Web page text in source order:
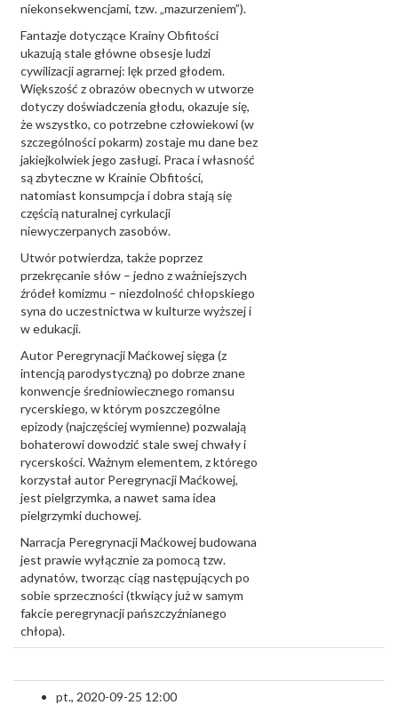
niekonsekwencjami, tzw. „mazurzeniem”).
Fantazje dotyczące Krainy Obfitości
ukazują stale główne obsesje ludzi
cywilizacji agrarnej: lęk przed głodem.
Większość z obrazów obecnych w utworze
dotyczy doświadczenia głodu, okazuje się,
że wszystko, co potrzebne człowiekowi (w
szczególności pokarm) zostaje mu dane bez
jakiejkolwiek jego zasługi. Praca i własność
są zbyteczne w Krainie Obfitości,
natomiast konsumpcja i dobra stają się
częścią naturalnej cyrkulacji
niewyczerpanych zasobów.
Utwór potwierdza, także poprzez
przekręcanie słów – jedno z ważniejszych
źródeł komizmu – niezdolność chłopskiego
syna do uczestnictwa w kulturze wyższej i
w edukacji.
Autor Peregrynacji Maćkowej sięga (z
intencją parodystyczną) po dobrze znane
konwencje średniowiecznego romansu
rycerskiego, w którym poszczególne
epizody (najczęściej wymienne) pozwalają
bohaterowi dowodzić stale swej chwały i
rycerskości. Ważnym elementem, z którego
korzystał autor Peregrynacji Maćkowej,
jest pielgrzymka, a nawet sama idea
pielgrzymki duchowej.
Narracja Peregrynacji Maćkowej budowana
jest prawie wyłącznie za pomocą tzw.
adynatów, tworząc ciąg następujących po
sobie sprzeczności (tkwiący już w samym
fakcie peregrynacji pańszczyźnianego
chłopa).
pt., 2020-09-25 12:00